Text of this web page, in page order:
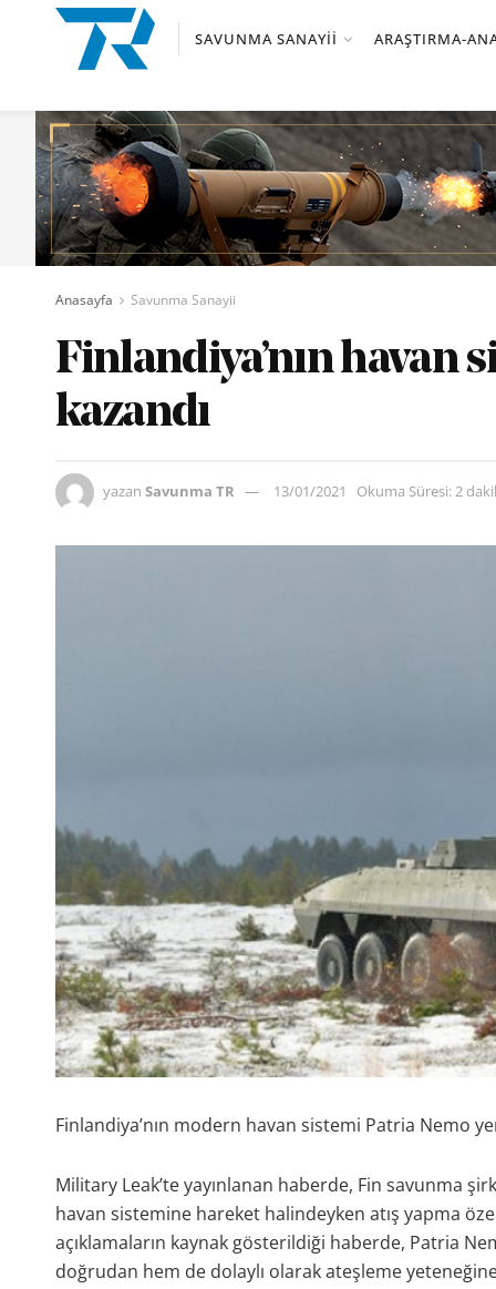
SAVUNMA SANAYII ARAŞTIRMA-
Anasayfa Savunma Sanayii
Finlandiya’nın havan
kazandı
yazan Savunma TR 13/01/2021 Okuma Süresi: 2
Finlandiya’nın modern havan sistemi Patria Nemo
Military Leak’te yayınlanan haberde, Fin savunma
havan sistemine hareket halindeyken atış yapma
açıklamaların kaynak gösterildiği haberde, Patria
doğrudan hem de dolaylı olarak ateşleme